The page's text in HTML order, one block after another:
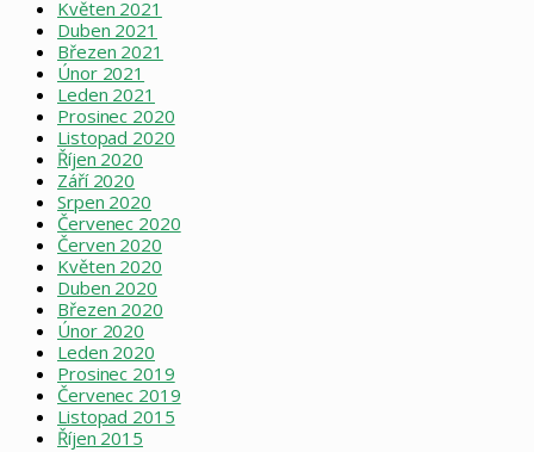
Květen 2021
Duben 2021
Březen 2021
Únor 2021
Leden 2021
Prosinec 2020
Listopad 2020
Říjen 2020
Září 2020
Srpen 2020
Červenec 2020
Červen 2020
Květen 2020
Duben 2020
Březen 2020
Únor 2020
Leden 2020
Prosinec 2019
Červenec 2019
Listopad 2015
Říjen 2015